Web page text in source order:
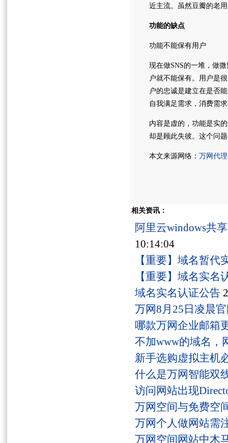
近主流。虽然豆瓣的老
功能的缺点
功能不能保有用户
现在做SNS的一堆，做
户就不能保有。用户是
户的忠诚是建立在是否
自我满足需求，消费需
内容是虚的，功能是实
却是顾此失彼。这个问
本文来源网络： 万网代理
相关资讯：
阿里云windows共
10:14:04
【重要】域名暂代
【重要】域名实名
域名实名认证公告
万网8月25日凌晨
哪款万网企业邮箱
不加www的域名，
新手选购虚拟主机
什么是万网智能双
访问网站出现
万网空间与免费空
万网个人做网站需
万网空间网站中木